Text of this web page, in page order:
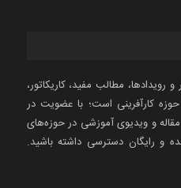
و رویدادها، مطالب مفید، کاریکاتور،
حوزه کارآفرینی است؛ با عضویت در
مدیراینفو می‌توانید به بیش از ۵۰۰ مقاله و ویدیوی آموزشی در حوزه‌های
و رایگان دسترسی داشته باشید.